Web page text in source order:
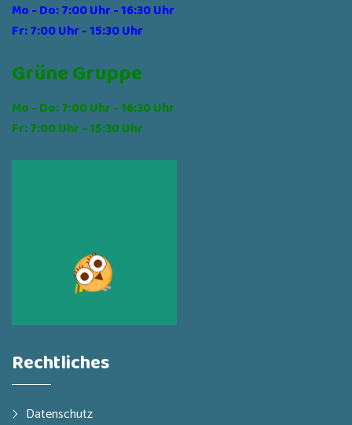
Mo - Do: 7:00 Uhr - 16:30 Uhr
Fr: 7:00 Uhr - 15:30 Uhr
Grüne Gruppe
Mo - Do: 7:00 Uhr - 16:30 Uhr
Fr: 7:00 Uhr - 15:30 Uhr
Rechtliches
Datenschutz